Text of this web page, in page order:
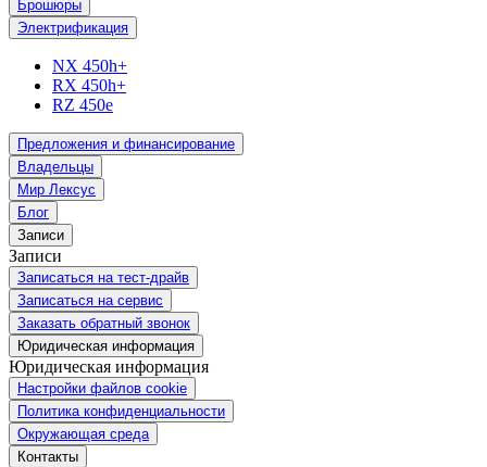
Брошюры
Электрификация
NX 450h+
RX 450h+
RZ 450e
Предложения и финансирование
Владельцы
Мир Лексус
Блог
Записи
Записи
Записаться на тест-драйв
Записаться на сервис
Заказать обратный звонок
Юридическая информация
Юридическая информация
Настройки файлов cookie
Политика конфиденциальности
Окружающая среда
Контакты